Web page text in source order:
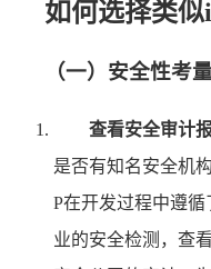
如何选择类
（一）安全性考
查看安全审计
是否有知名安全机
P在开发过程中遵
业的安全检测，查